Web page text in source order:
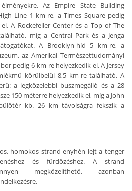
Az Empire State Building
Line 1 km-re, a Times Square pedig
A Rockefeller Center és a Top of The
míg a Central Park és a Jenga
A Brooklyn-híd 5 km-re, a
az Amerikai Természettudományi
pedig 6 km-re helyezkedik el. A Jersey
körülbelül 8,5 km-re található. A
a legközelebbi buszmegálló és a 28
150 méterre helyezkedik el, míg a John
kb. 26 km távolságra fekszik a
homokos strand enyhén lejt a tenger
és fürdőzéshez. A strand
megközelíthető, azonban